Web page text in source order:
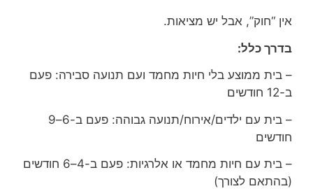
אין “חוק”, אבל יש מציאות.
בדרך כלל:
– בית ממוצע בלי חיות מחמד ועם תנועה סבירה: פעם
ב-12 חודשים
– בית עם ילדים/אירוח/תנועה גבוהה: פעם ב-6–9
חודשים
– בית עם חיות מחמד או אלרגיות: פעם ב-4–6 חודשים
(בהתאם לצורך)